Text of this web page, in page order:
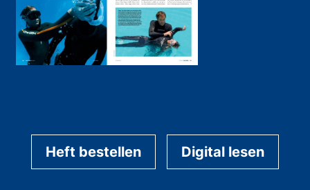
Heft bestellen Digital lesen